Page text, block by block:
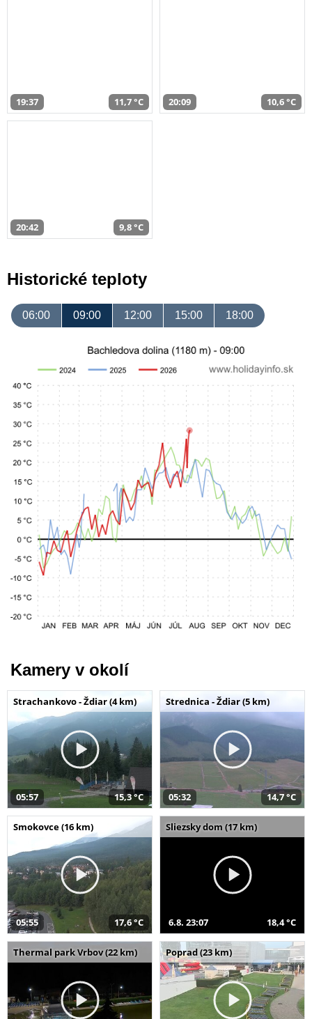
19:37 11,7 °C 20:09 10,6 °C
20:42 9,8 °C
Historické teploty
06:00 09:00 12:00 15:00 18:00
Kamery v okolí
Strachankovo - Ždiar (4 km)
05:57 15,3 °C
Strednica - Ždiar (5 km)
05:32 14,7 °C
Smokovce (16 km)
05:55 17,6 °C
Sliezsky dom (17 km)
6.8. 23:07 18,4 °C
Thermal park Vrbov (22 km) Poprad (23 km)